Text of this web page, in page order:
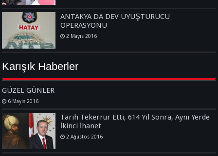
ANTAKYA DA DEV UYUŞTURUCU
OPERASYONU
2 Mayıs 2016
Karışık Haberler
GÜZEL GÜNLER
6 Mayıs 2016
Tarih Tekerrür Etti, 614 Yıl Sonra, Aynı Yerde
İkinci İhanet
2 Ağustos 2016